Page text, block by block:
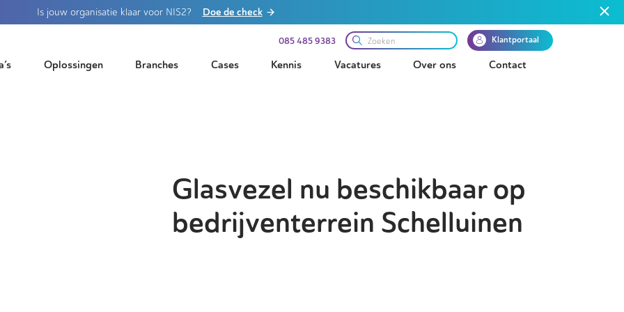
Is jouw organisatie klaar voor NIS2? Doe de check
085 485 9383 Klantportaal
Oplossingen Branches Cases Kennis Vacatures Over ons Contact
Glasvezel nu beschikbaar op
bedrijventerrein Schelluinen